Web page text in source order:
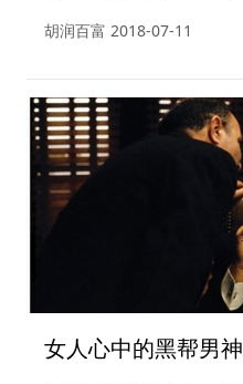
胡润百富 2018-07-11
女人心中的黑帮男